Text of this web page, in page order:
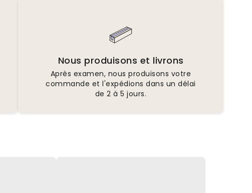
Nous produisons et livrons
Après examen, nous produisons votre
commande et l'expédions dans un délai
de 2 à 5 jours.